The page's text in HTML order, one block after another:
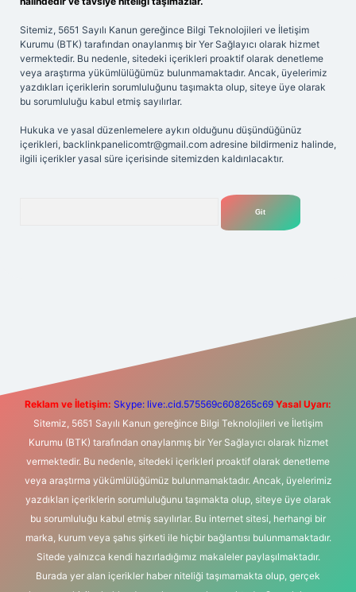
Sitemiz, 5651 Sayılı Kanun gereğince Bilgi Teknolojileri ve İletişim
Kurumu (BTK) tarafından onaylanmış bir Yer Sağlayıcı olarak hizmet
vermektedir. Bu nedenle, sitedeki içerikleri proaktif olarak denetleme
veya araştırma yükümlülüğümüz bulunmamaktadır. Ancak, üyelerimiz
yazdıkları içeriklerin sorumluluğunu taşımakta olup, siteye üye olarak
bu sorumluluğu kabul etmiş sayılırlar.
Hukuka ve yasal düzenlemelere aykırı olduğunu düşündüğünüz
içerikleri, backlinkpanelicomtr@gmail.com adresine bildirmeniz halinde,
ilgili içerikler yasal süre içerisinde sitemizden kaldırılacaktır.
Reklam ve İletişim: Skype: live:.cid.575569c608265c69 Yasal Uyarı:
Sitemiz, 5651 Sayılı Kanun gereğince Bilgi Teknolojileri ve İletişim
Kurumu (BTK) tarafından onaylanmış bir Yer Sağlayıcı olarak hizmet
vermektedir. Bu nedenle, sitedeki içerikleri proaktif olarak denetleme
veya araştırma yükümlülüğümüz bulunmamaktadır. Ancak, üyelerimiz
yazdıkları içeriklerin sorumluluğunu taşımakta olup, siteye üye olarak
bu sorumluluğu kabul etmiş sayılırlar. Bu internet sitesi, herhangi bir
marka, kurum veya şahıs şirketi ile hiçbir bağlantısı bulunmamaktadır.
Sitede yalnızca kendi hazırladığımız makaleler paylaşılmaktadır.
Burada yer alan içerikler haber niteliği taşımamakta olup, gerçek